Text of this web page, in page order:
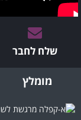
שלח לחבר
מומלץ